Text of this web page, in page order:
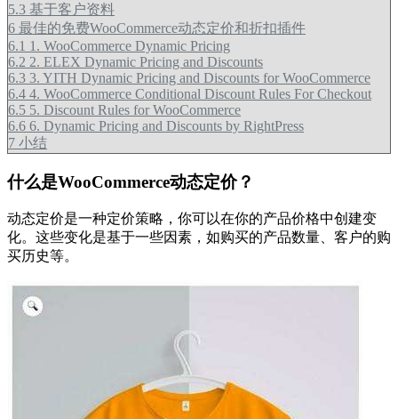
5.3 基于客户资料
6 最佳的免费WooCommerce动态定价和折扣插件
6.1 1. WooCommerce Dynamic Pricing
6.2 2. ELEX Dynamic Pricing and Discounts
6.3 3. YITH Dynamic Pricing and Discounts for WooCommerce
6.4 4. WooCommerce Conditional Discount Rules For Checkout
6.5 5. Discount Rules for WooCommerce
6.6 6. Dynamic Pricing and Discounts by RightPress
7 小结
什么是WooCommerce动态定价？
动态定价是一种定价策略，你可以在你的产品价格中创建变
化。这些变化是基于一些因素，如购买的产品数量、客户的购
买历史等。